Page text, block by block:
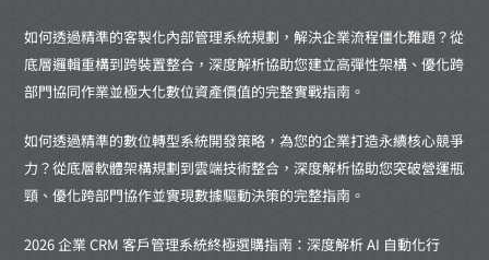
如何透過精準的客製化內部管理系統規劃，解決企業流程僵化難題？從
底層邏輯重構到跨裝置整合，深度解析協助您建立高彈性架構、優化跨
部門協同作業並極大化數位資產價值的完整實戰指南。
如何透過精準的數位轉型系統開發策略，為您的企業打造永續核心競爭
力？從底層軟體架構規劃到雲端技術整合，深度解析協助您突破營運瓶
頸、優化跨部門協作並實現數據驅動決策的完整指南。
2026 企業 CRM 客戶管理系統終極選購指南：深度解析 AI 自動化行